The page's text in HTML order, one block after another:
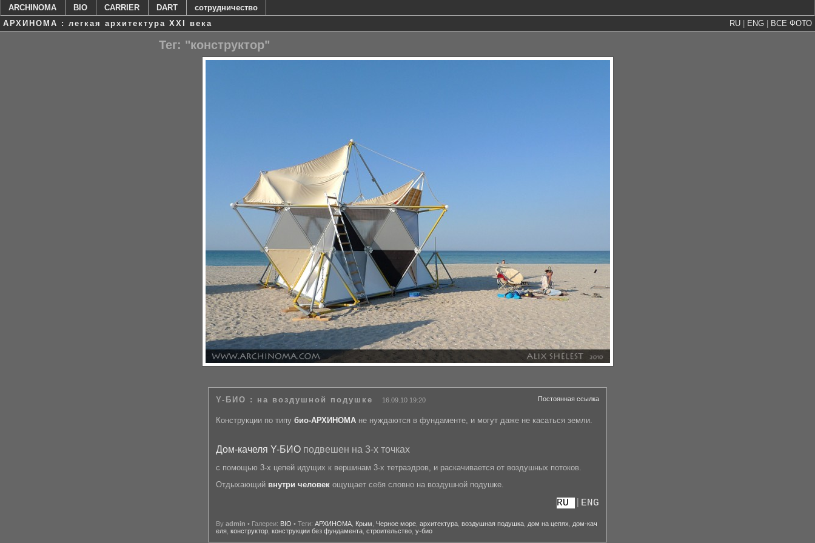
ARCHINOMA BIO CARRIER DART
сотрудничество
RU
ENG ВСЕ ФОТО
АРХИНОМА : легкая архитектура XXI века
Тег: "конструктор"
Постоянная ссылка
Y-БИО : на воздушной подушке 16.09.10 19:20
Конструкции по типу био-АРХИНОМА не нуждаются в фундаменте, и могут даже не касаться земли.
Дом-качеля Y-БИО подвешен на 3-х точках
с помощью 3-х цепей идущих к вершинам 3-х тетраэдров, и раскачивается от воздушных потоков.
Отдыхающий внутри человек ощущает себя словно на воздушной подушке.
RU ENG
By admin • Галереи: BIO • Теги: АРХИНОМА Крым Черное море архитектура воздушная подушка дом на цепях
дом-кач
еля конструктор конструкции без фундамента строительство у-био